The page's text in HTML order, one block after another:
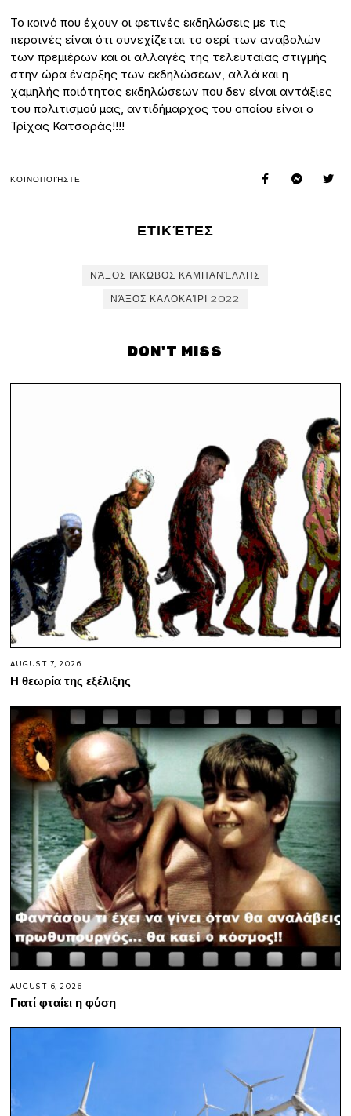
Το κοινό που έχουν οι φετινές εκδηλώσεις με τις
περσινές είναι ότι συνεχίζεται το σερί των αναβολών
των πρεμιέρων και οι αλλαγές της τελευταίας στιγμής
στην ώρα έναρξης των εκδηλώσεων, αλλά και η
χαμηλής ποιότητας εκδηλώσεων που δεν είναι αντάξιες
του πολιτισμού μας, αντιδήμαρχος του οποίου είναι ο
Τρίχας Κατσαράς!!!!
ΚΟΙΝΟΠΟΙΉΣΤΕ
ΕΤΙΚΈΤΕΣ
ΝΆΞΟΣ ΙΆΚΩΒΟΣ ΚΑΜΠΑΝΈΛΛΗΣ
ΝΆΞΟΣ ΚΑΛΟΚΑΊΡΙ 2022
DON'T MISS
AUGUST 7, 2026
Η θεωρία της εξέλιξης
AUGUST 6, 2026
Γιατί φταίει η φύση